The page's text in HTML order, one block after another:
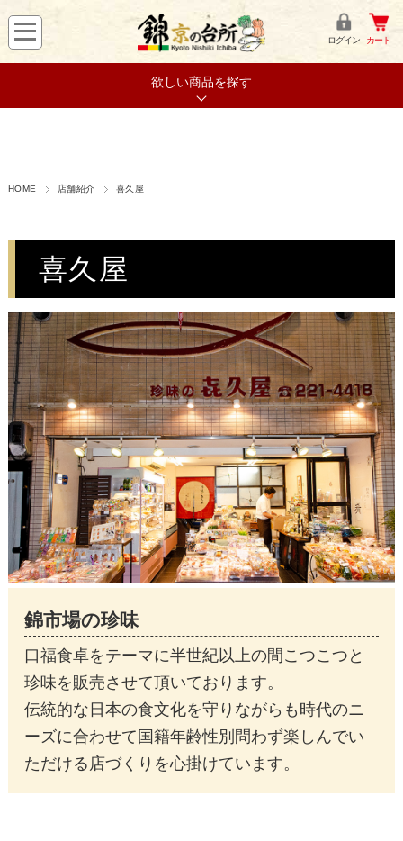
ログイン カート
欲しい商品を探す
HOME 店舗紹介 喜久屋
喜久屋
錦市場の珍味
口福食卓をテーマに半世紀以上の間こつこつと
珍味を販売させて頂いております。
伝統的な日本の食文化を守りながらも時代のニ
ーズに合わせて国籍年齢性別問わず楽しんでい
ただける店づくりを心掛けています。